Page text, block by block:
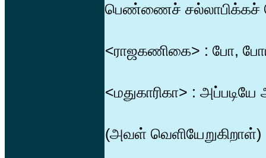
பெண்ணைச் சல்லாபிக்கச்
<ராஜகணிகை> : போ,
<மதுகாரிகா> :
(அவள் வெளியேறுகிறாள்)